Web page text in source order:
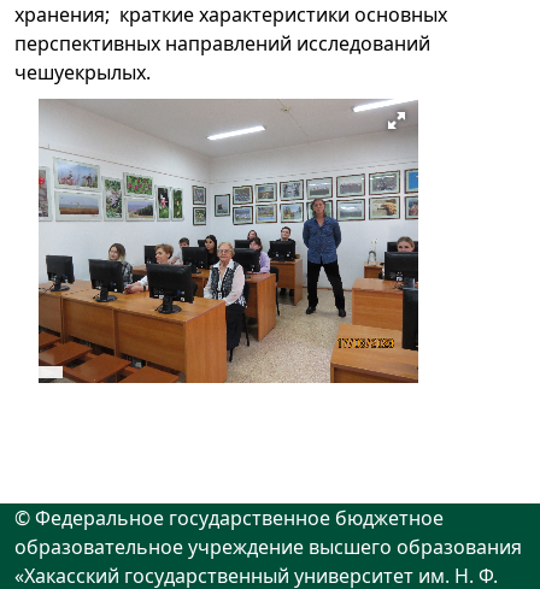
хранения; краткие характеристики основных
перспективных направлений исследований
чешуекрылых.
© Федеральное государственное бюджетное
образовательное учреждение высшего образования
«Хакасский государственный университет им. Н. Ф.